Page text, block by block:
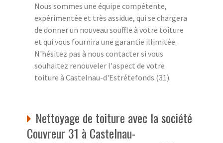
Nous sommes une équipe compétente,
expérimentée et très assidue, qui se chargera
de donner un nouveau souffle à votre toiture
et qui vous fournira une garantie illimitée.
N'hésitez pas à nous contacter si vous
souhaitez renouveler l'aspect de votre
toiture à Castelnau-d'Estrétefonds (31).
Nettoyage de toiture avec la société
Couvreur 31 à Castelnau-